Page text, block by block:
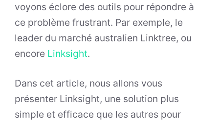
voyons éclore des outils pour répondre à
ce problème frustrant. Par exemple, le
leader du marché australien Linktree, ou
encore Linksight.
Dans cet article, nous allons vous
présenter Linksight, une solution plus
simple et efficace que les autres pour